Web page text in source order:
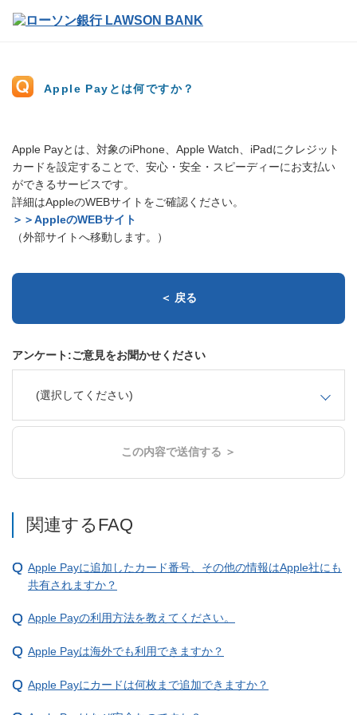
Apple Payとは何ですか？
Apple Payとは、対象のiPhone、Apple Watch、iPadにクレジット
カードを設定することで、安心・安全・スピーディーにお支払い
ができるサービスです。
詳細はAppleのWEBサイトをご確認ください。
＞＞AppleのWEBサイト
（外部サイトへ移動します。）
＜ 戻る
アンケート:ご意見をお聞かせください
(選択してください)
この内容で送信する ＞
関連するFAQ
Apple Payに追加したカード番号、その他の情報はApple社にも
共有されますか？
Apple Payの利用方法を教えてください。
Apple Payは海外でも利用できますか？
Apple Payにカードは何枚まで追加できますか？